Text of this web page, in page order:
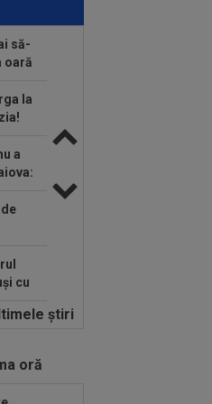
la
să-
oară
la
a
cu
CFR
ştiri
oră